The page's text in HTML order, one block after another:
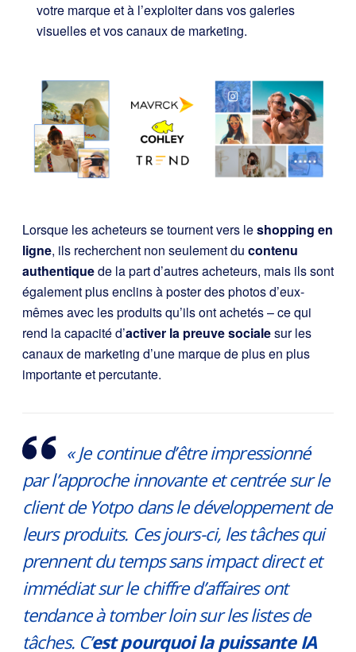
votre marque et à l’exploiter dans vos galeries
visuelles et vos canaux de marketing.
Lorsque les acheteurs se tournent vers leshopping en
ligne, ils recherchent non seulement du contenu
authentiquede la part d’autres acheteurs, mais ils sont
également plus enclins à poster des photos d’eux-
mêmes avec les produits qu’ils ont achetés – ce qui
rend la capacité d’activer la preuve socialesur les
canaux de marketing d’une marque de plus en plus
importante et percutante.
« Je continue d’être impressionné
par l’approche innovante et centrée sur le
client de Yotpo dans le développement de
leurs produits. Ces jours-ci, les tâches qui
prennent du temps sans impact direct et
immédiat sur le chiffre d’affaires ont
tendance à tomber loin sur les listes de
tâches. C’est pourquoi la puissante IA